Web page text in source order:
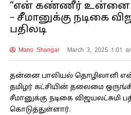
“என் கண்ணீர் உன்னை
– சீமானுக்கு நடிகை
பதிலடி
Mano Shangar March 3, 2025 1:01
தன்னை பாலியல் தொழிலாளி
தமிழர் கட்சியின் தலைமை
சீமானுக்கு நடிகை விஜயலட்சுமி
கொடுத்துள்ளார்.